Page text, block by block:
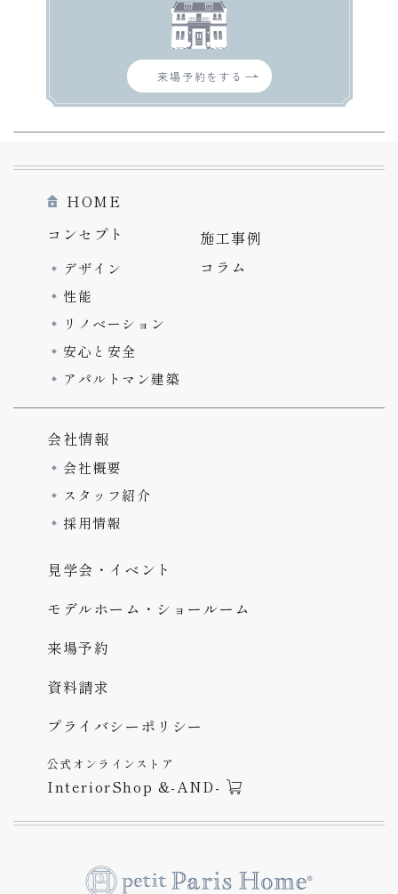
来場予約をする
HOME
コンセプト
デザイン
性能
リノベーション
安心と安全
アパルトマン建築
施工事例
コラム
会社情報
会社概要
スタッフ紹介
採用情報
見学会・イベント
モデルホーム・ショールーム
来場予約
資料請求
プライバシーポリシー
公式オンラインストア
InteriorShop &-AND-